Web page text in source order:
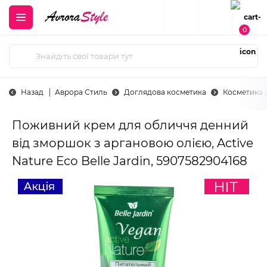
0
Назад Аврора Стиль Доглядова косметика Косметика
Поживний крем для обличчя денний
від зморшок з аргановою олією, Active
Nature Eco Belle Jardin, 5907582904168